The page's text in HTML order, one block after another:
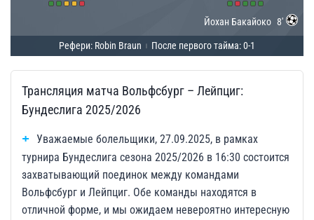
Йохан Бакайоко 8'
Рефери: Robin Braun После первого тайма: 0-1
Трансляция матча Вольфсбург – Лейпциг:
Бундеслига 2025/2026
Уважаемые болельщики, 27.09.2025, в рамках
турнира Бундеслига сезона 2025/2026 в 16:30 состоится
захватывающий поединок между командами
Вольфсбург и Лейпциг. Обе команды находятся в
отличной форме, и мы ожидаем невероятно интересную